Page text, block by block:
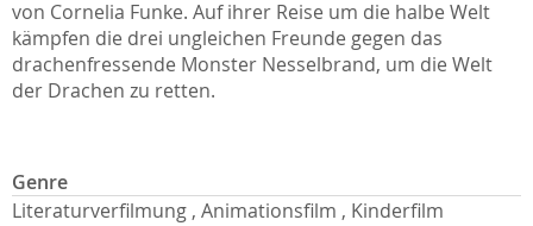
von Cornelia Funke. Auf ihrer Reise um die halbe Welt
kämpfen die drei ungleichen Freunde gegen das
drachenfressende Monster Nesselbrand, um die Welt
der Drachen zu retten.
Genre
Literaturverfilmung , Animationsfilm , Kinderfilm